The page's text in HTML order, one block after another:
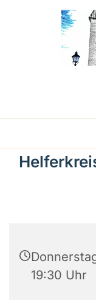
19:30 Uhr